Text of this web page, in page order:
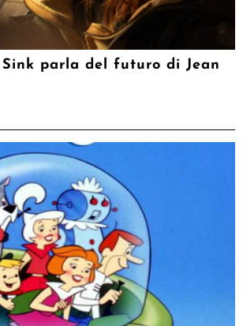
Sink parla del futuro di Jean